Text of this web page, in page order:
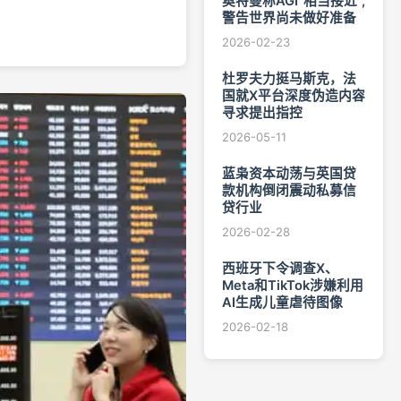
警告世界尚未做好准备
2026-02-23
杜罗夫力挺马斯克，法
国就X平台深度伪造内容
寻求提出指控
2026-05-11
蓝枭资本动荡与英国贷
款机构倒闭震动私募信
贷行业
2026-02-28
西班牙下令调查X、
Meta和TikTok涉嫌利用
AI生成儿童虐待图像
2026-02-18